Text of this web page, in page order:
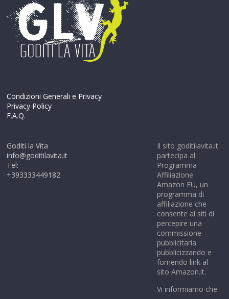
Condizioni Generali e Privacy
Privacy Policy
F.A.Q.
Goditi la Vita
info@goditilavita.it
Tel:
+393333449182
Il sito goditilavita.it
partecipa al
Programma
Affiliazione
Amazon EU, un
programma di
affiliazione che
consente ai siti di
percepire una
commissione
pubblicitaria
pubblicizzando e
fornendo link al
sito Amazon.it.
Vi informiamo che: